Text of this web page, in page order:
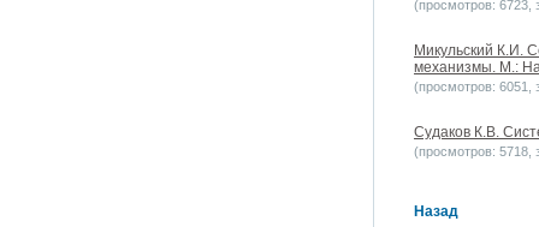
(просмотров: 6723,
Микульский К.И.
механизмы. М.:
(просмотров: 6051,
Судаков К.В.
(просмотров: 5718,
Назад